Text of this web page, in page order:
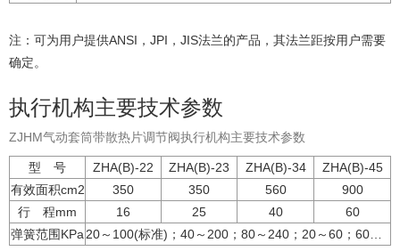
注：可为用户提供ANSI，JPI，JIS法兰的产品，其法兰距按用户需要
确定。
执行机构主要技术参数
ZJHM气动套筒带散热片调节阀执行机构主要技术参数
型 号 ZHA(B)-22 ZHA(B)-23 ZHA(B)-34
ZHA(B)-45
有效面积cm2
350 350 560
900
行 程mm
16 25 40
60
弹簧范围KPa